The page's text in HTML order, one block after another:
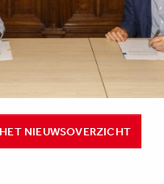
NIEUWSOVERZICHT